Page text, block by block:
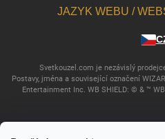
JAZYK WEBU /
Svetkouzel.com je nezávislý
Postavy, jména a související označení
Entertainment Inc. WB SHIELD: © & ™